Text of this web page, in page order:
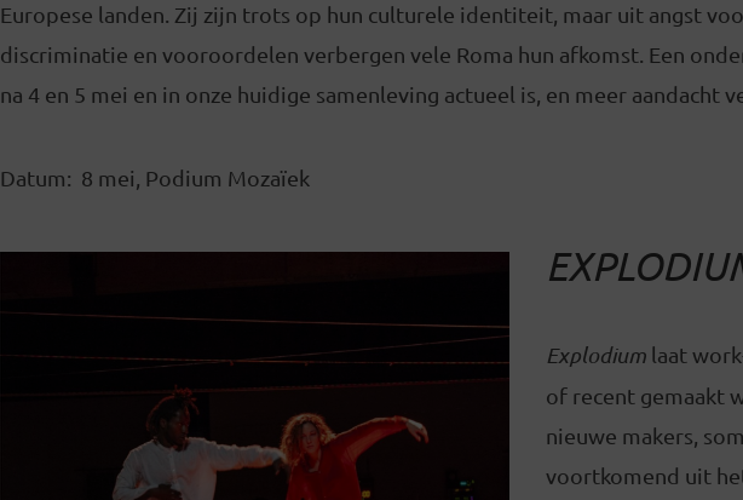
Europese landen. Zij zijn trots op hun culturele identiteit, maar uit angst
discriminatie en vooroordelen verbergen vele Roma hun afkomst. Een
na 4 en 5 mei en in onze huidige samenleving actueel is, en meer aandacht
Datum: 8 mei, Podium Mozaïek
Explodium laat
of recent gemaakt
nieuwe makers,
voortkomend uit